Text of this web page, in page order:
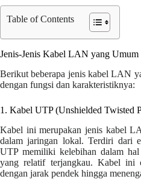
Table of Contents
Jenis-Jenis Kabel LAN yang Umum
Berikut beberapa jenis kabel LAN
dengan fungsi dan karakteristiknya:
1. Kabel UTP (Unshielded Twisted
Kabel ini merupakan jenis kabel
dalam jaringan lokal. Terdiri dari
UTP memiliki kelebihan dalam
yang relatif terjangkau. Kabel ini
dengan jarak pendek hingga